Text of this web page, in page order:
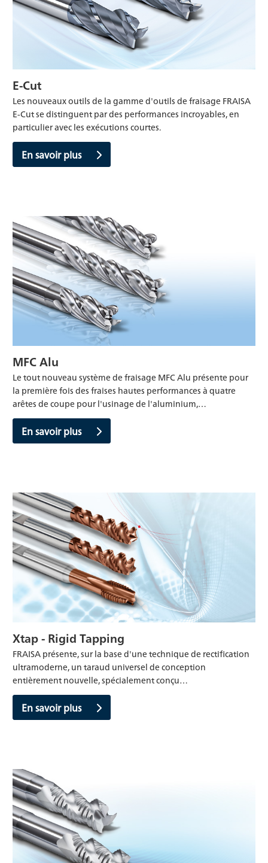
E-Cut
Les nouveaux outils de la gamme d'outils de fraisage FRAISA
E-Cut se distinguent par des performances incroyables, en
particulier avec les exécutions courtes.
En savoir plus
MFC Alu
Le tout nouveau système de fraisage MFC Alu présente pour
la première fois des fraises hautes performances à quatre
arêtes de coupe pour l'usinage de l'aluminium,…
En savoir plus
Xtap - Rigid Tapping
FRAISA présente, sur la base d'une technique de rectification
ultramoderne, un taraud universel de conception
entièrement nouvelle, spécialement conçu…
En savoir plus